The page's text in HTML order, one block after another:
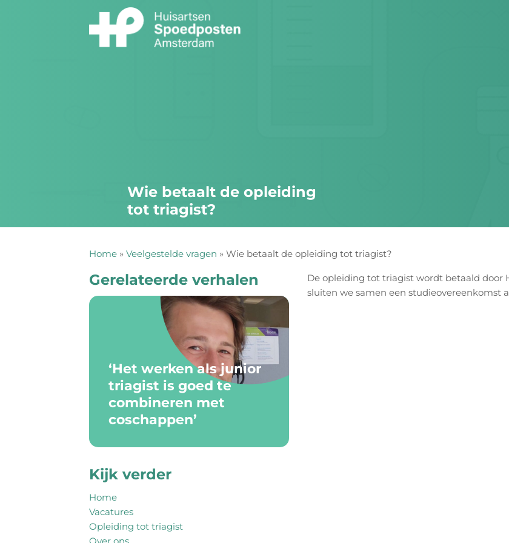
OPLEIDING TOT TRIAGIST
VERHALEN
VEELGESTELDE VRAGEN
Wie betaalt de opleiding
tot triagist?
Home » Veelgestelde vragen » Wie betaalt de opleiding tot triagist?
De opleiding tot triagist wordt betaald door
sluiten we samen een studieovereenkomst
Gerelateerde verhalen
‘Het werken als junior
triagist is goed te
combineren met
coschappen’
Kijk verder
Home
Vacatures
Opleiding tot triagist